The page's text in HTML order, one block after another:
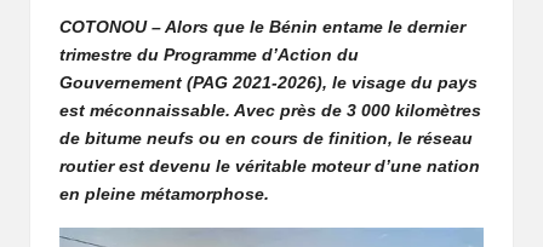
COTONOU – Alors que le Bénin entame le dernier
trimestre du Programme d’Action du
Gouvernement (PAG 2021-2026), le visage du pays
est méconnaissable. Avec près de 3 000 kilomètres
de bitume neufs ou en cours de finition, le réseau
routier est devenu le véritable moteur d’une nation
en pleine métamorphose.